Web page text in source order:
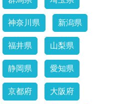
神奈川県 新潟県
福井県 山梨県
静岡県 愛知県
京都府 大阪府